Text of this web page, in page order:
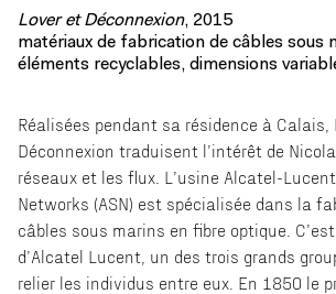
Lover et Déconnexion, 2015
matériaux de fabrication de câbles sous
éléments recyclables, dimensions
Réalisées pendant sa résidence à Calais,
Déconnexion traduisent l’intérêt de
réseaux et les ﬂux. L’usine Alcatel-
Networks (ASN) est spécialisée dans la
câbles sous marins en ﬁbre optique.
d’Alcatel Lucent, un des trois grands
relier les individus entre eux. En 1850 le